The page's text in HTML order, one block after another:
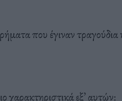
που έγιναν τραγούδια
χαρακτηριστικά εξ’ αυτών: